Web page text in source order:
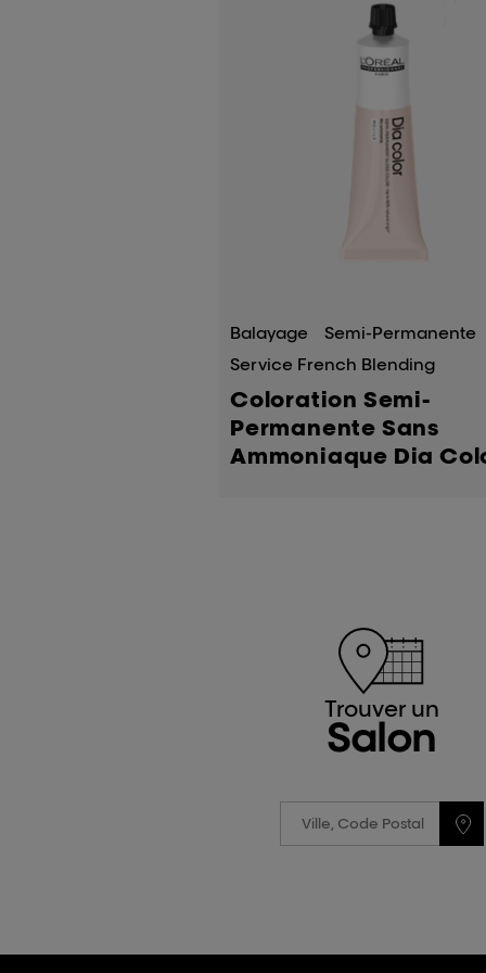
Balayage
Semi-Permanente
Service French Blending
Coloration Semi-
Permanente Sans
Ammoniaque Dia
Trouver un
Salon